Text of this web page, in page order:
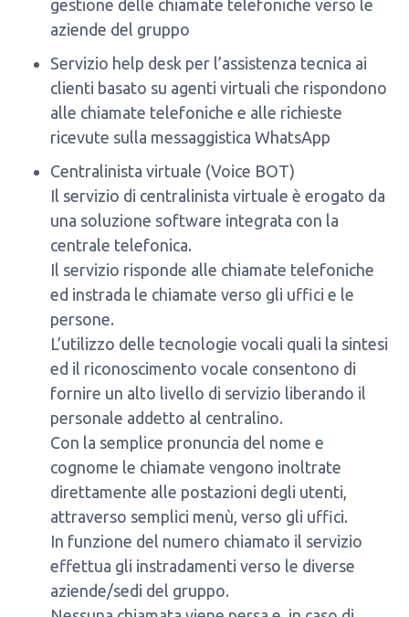
gestione delle chiamate telefoniche verso le
aziende del gruppo
Servizio help desk per l’assistenza tecnica ai
clienti basato su agenti virtuali che rispondono
alle chiamate telefoniche e alle richieste
ricevute sulla messaggistica WhatsApp
Centralinista virtuale (Voice BOT)
Il servizio di centralinista virtuale è erogato da
una soluzione software integrata con la
centrale telefonica.
Il servizio risponde alle chiamate telefoniche
ed instrada le chiamate verso gli uffici e le
persone.
L’utilizzo delle tecnologie vocali quali la sintesi
ed il riconoscimento vocale consentono di
fornire un alto livello di servizio liberando il
personale addetto al centralino.
Con la semplice pronuncia del nome e
cognome le chiamate vengono inoltrate
direttamente alle postazioni degli utenti,
attraverso semplici menù, verso gli uffici.
In funzione del numero chiamato il servizio
effettua gli instradamenti verso le diverse
aziende/sedi del gruppo.